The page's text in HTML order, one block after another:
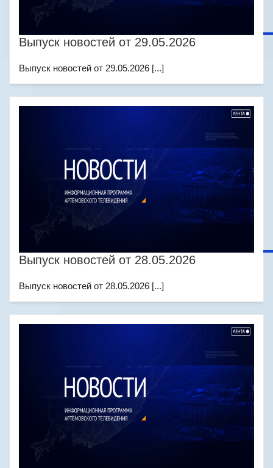
Выпуск новостей от 29.05.2026
Выпуск новостей от 29.05.2026 [...]
Выпуск новостей от 28.05.2026
Выпуск новостей от 28.05.2026 [...]